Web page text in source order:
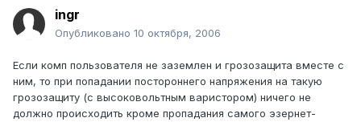
ingr
Опубликовано 10 октября, 2006
Если комп пользователя не заземлен и грозозащита вместе с
ним, то при попадании постороннего напряжения на такую
грозозащиту (с высоковольтным варистором) ничего не
должно происходить кроме пропадания самого эзернет-